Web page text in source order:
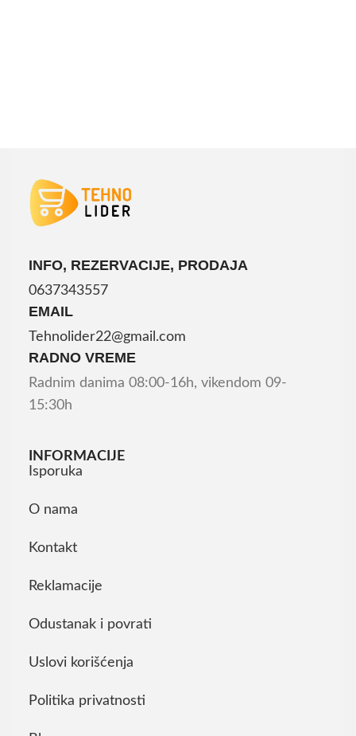
INFO, REZERVACIJE, PRODAJA
0637343557
EMAIL
Tehnolider22@gmail.com
RADNO VREME
Radnim danima 08:00-16h, vikendom 09-
15:30h
INFORMACIJE
Isporuka
O nama
Kontakt
Reklamacije
Odustanak i povrati
Uslovi korišćenja
Politika privatnosti